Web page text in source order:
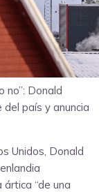
no”: Donald
país y anuncia
Unidos, Donald
“de una